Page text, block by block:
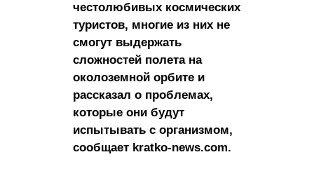
честолюбивых космических
туристов, многие из них не
смогут выдержать
сложностей полета на
околоземной орбите и
рассказал о проблемах,
которые они будут
испытывать с организмом,
сообщает kratko-news.com.